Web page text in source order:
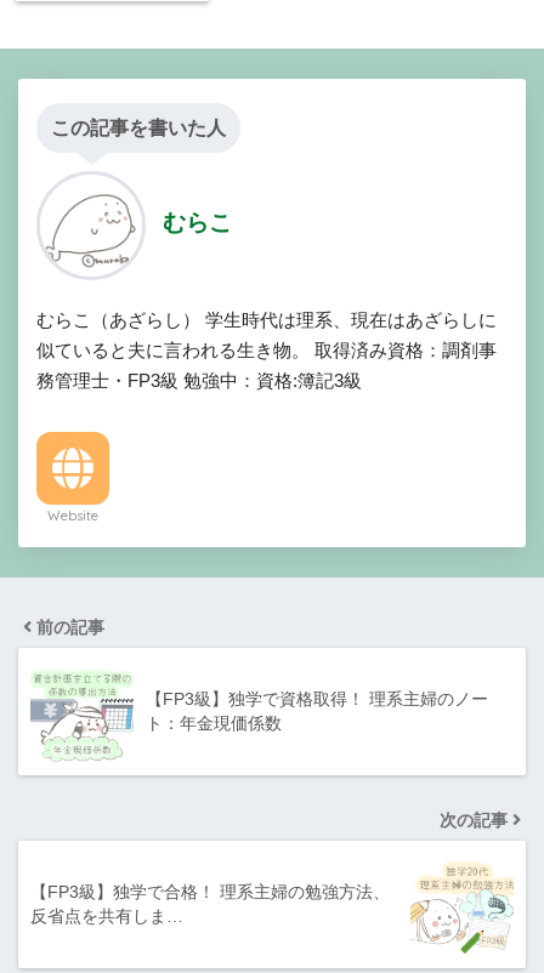
この記事を書いた人
むらこ
むらこ（あざらし） 学生時代は理系、現在はあざらしに
似ていると夫に言われる生き物。 取得済み資格：調剤事
務管理士・FP3級 勉強中：資格:簿記3級
Website
前の記事
【FP3級】独学で資格取得！ 理系主婦のノー
ト：年金現価係数
次の記事
【FP3級】独学で合格！ 理系主婦の勉強方法、
反省点を共有しま…